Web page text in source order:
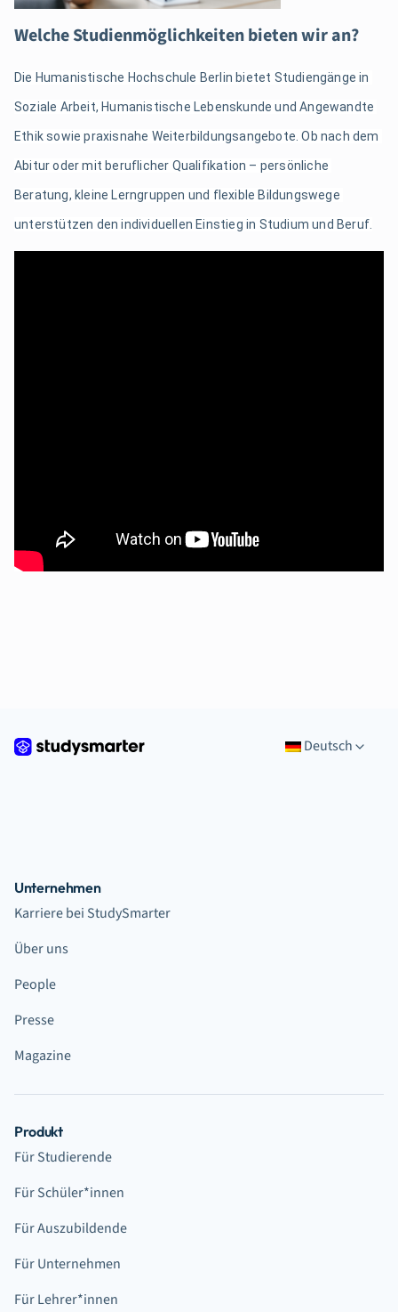
Welche Studienmöglichkeiten bieten wir an?
Die Humanistische Hochschule Berlin bietet Studiengänge in
Soziale Arbeit, Humanistische Lebenskunde und Angewandte
Ethik sowie praxisnahe Weiterbildungsangebote. Ob nach dem
Abitur oder mit beruflicher Qualifikation – persönliche
Beratung, kleine Lerngruppen und flexible Bildungswege
unterstützen den individuellen Einstieg in Studium und Beruf.
Deutsch
Unternehmen
Karriere bei StudySmarter
Über uns
People
Presse
Magazine
Produkt
Für Studierende
Für Schüler*innen
Für Auszubildende
Für Unternehmen
Für Lehrer*innen